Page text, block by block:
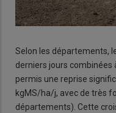
Selon les départements,
derniers jours
permis une reprise
kgMS/ha/j, avec de très
départements). Cette